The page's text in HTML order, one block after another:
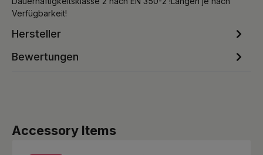
Verfügbarkeit!
Hersteller
Bewertungen
Produktgalerie überspringen
Accessory Items